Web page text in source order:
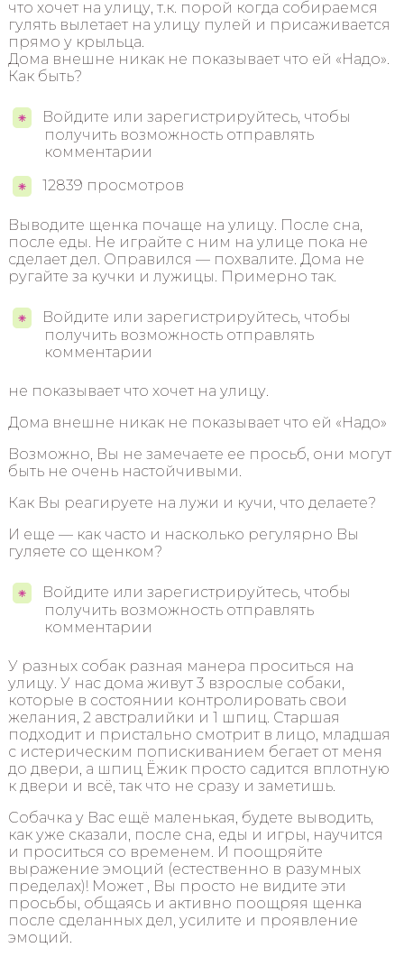
что хочет на улицу, т.к. порой когда собираемся
гулять вылетает на улицу пулей и присаживается
прямо у крыльца.
Дома внешне никак не показывает что ей «Надо».
Как быть?
Войдите или зарегистрируйтесь, чтобы
получить возможность отправлять
комментарии
12839 просмотров
Выводите щенка почаще на улицу. После сна,
после еды. Не играйте с ним на улице пока не
сделает дел. Оправился — похвалите. Дома не
ругайте за кучки и лужицы. Примерно так.
Войдите или зарегистрируйтесь, чтобы
получить возможность отправлять
комментарии
не показывает что хочет на улицу.
Дома внешне никак не показывает что ей «Надо»
Возможно, Вы не замечаете ее просьб, они могут
быть не очень настойчивыми.
Как Вы реагируете на лужи и кучи, что делаете?
И еще — как часто и насколько регулярно Вы
гуляете со щенком?
Войдите или зарегистрируйтесь, чтобы
получить возможность отправлять
комментарии
У разных собак разная манера проситься на
улицу. У нас дома живут 3 взрослые собаки,
которые в состоянии контролировать свои
желания, 2 австралийки и 1 шпиц. Старшая
подходит и пристально смотрит в лицо, младшая
с истерическим попискиванием бегает от меня
до двери, а шпиц Ёжик просто садится вплотную
к двери и всё, так что не сразу и заметишь.
Собачка у Вас ещё маленькая, будете выводить,
как уже сказали, после сна, еды и игры, научится
и проситься со временем. И поощряйте
выражение эмоций (естественно в разумных
пределах)! Может , Вы просто не видите эти
просьбы, общаясь и активно поощряя щенка
после сделанных дел, усилите и проявление
эмоций.